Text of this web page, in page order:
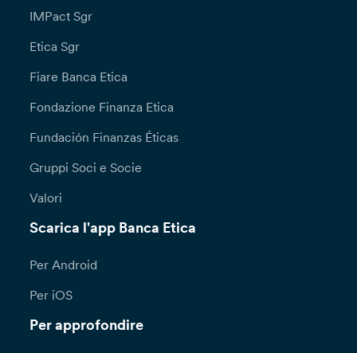
IMPact Sgr
Etica Sgr
Fiare Banca Etica
Fondazione Finanza Etica
Fundación Finanzas Éticas
Gruppi Soci e Socie
Valori
Scarica l'app Banca Etica
Per Android
Per iOS
Per approfondire